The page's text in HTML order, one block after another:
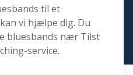
til et
vi hjælpe dig. Du
bluesbands nær Tilst
service.